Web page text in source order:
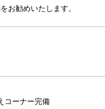
お勧めいたします。
コーナー完備